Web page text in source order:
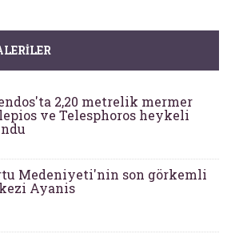
2,20 metrelik mermer
ve Telesphoros heykeli
Medeniyeti'nin son görkemli
Ayanis